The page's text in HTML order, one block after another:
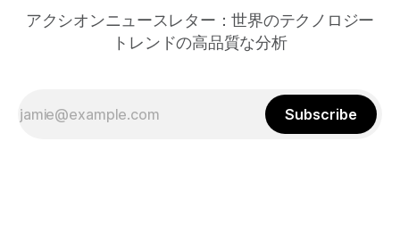
アクシオンニュースレター：世界のテクノロジー
トレンドの高品質な分析
Subscribe